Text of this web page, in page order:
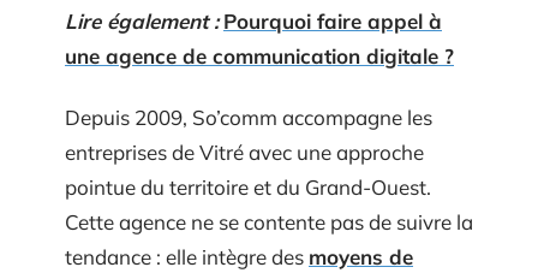
Lire également : Pourquoi faire appel à
une agence de communication digitale ?
Depuis 2009, So’comm accompagne les
entreprises de Vitré avec une approche
pointue du territoire et du Grand-Ouest.
Cette agence ne se contente pas de suivre la
tendance : elle intègre des moyens de